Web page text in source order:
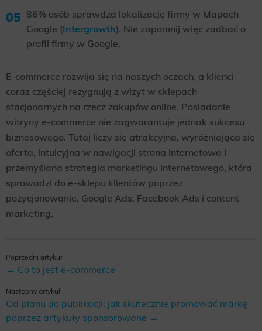
86% osób sprawdza lokalizację firmy w Mapach
Google (Intergrowth). Nie zapomnij więc zadbać o
profil firmy w Google.
E-commerce rozwija się na naszych oczach, a klienci
coraz częściej rezygnują z wizyt w sklepach
stacjonarnych na rzecz zakupów online. Posiadanie
witryny e-commerce nie zagwarantuje jednak sukcesu
biznesowego. Tutaj liczy się atrakcyjna, wyróżniająca się
oferta, intuicyjna w nawigacji strona internetowa i
przemyślana strategia marketingu internetowego, która
sprowadzi do e-sklepu klientów poprzez
pozycjonowanie, Google Ads, Facebook Ads i content
marketing.
Poprzedni artykuł
← Co to jest e-commerce
Następny artykuł
Od planu do publikacji: jak skutecznie promować markę
poprzez artykuły sponsorowane →